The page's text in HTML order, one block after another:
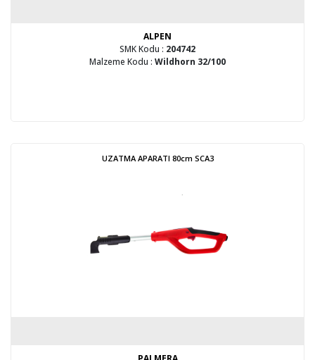
ALPEN
SMK Kodu : 204742
Malzeme Kodu : Wildhorn 32/100
UZATMA APARATI 80cm SCA3